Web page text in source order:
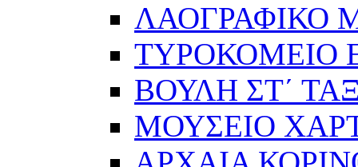
ΛΑΟΓΡΑΦΙΚΟ
ΤΥΡΟΚΟΜΕΙΟ
ΒΟΥΛΗ ΣΤ΄
ΜΟΥΣΕΙΟ